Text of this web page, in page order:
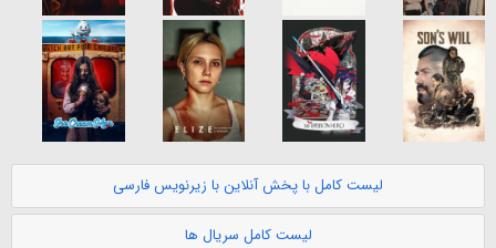
لیست کامل با پخش آنلاین با زیرنویس فارسی
لیست کامل سریال ها